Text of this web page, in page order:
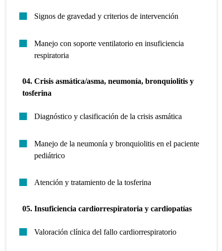
Signos de gravedad y criterios de intervención
Manejo con soporte ventilatorio en insuficiencia
respiratoria
04. Crisis asmática/asma, neumonía, bronquiolitis y
tosferina
Diagnóstico y clasificación de la crisis asmática
Manejo de la neumonía y bronquiolitis en el paciente
pediátrico
Atención y tratamiento de la tosferina
05. Insuficiencia cardiorrespiratoria y cardiopatías
Valoración clínica del fallo cardiorrespiratorio